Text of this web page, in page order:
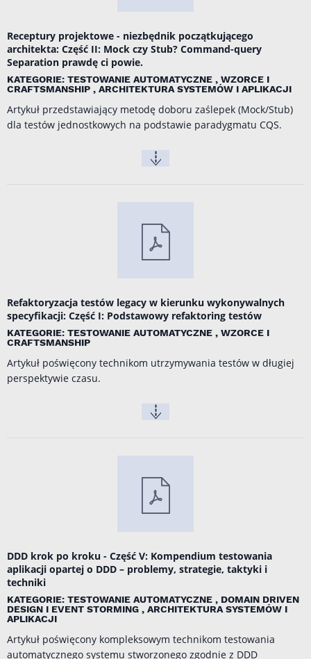
Receptury projektowe - niezbędnik początkującego
architekta: Część II: Mock czy Stub? Command-query
Separation prawdę ci powie.
KATEGORIE: TESTOWANIE AUTOMATYCZNE , WZORCE I
CRAFTSMANSHIP , ARCHITEKTURA SYSTEMÓW I APLIKACJI
Artykuł przedstawiający metodę doboru zaślepek (Mock/Stub)
dla testów jednostkowych na podstawie paradygmatu CQS.
Refaktoryzacja testów legacy w kierunku wykonywalnych
specyfikacji: Część I: Podstawowy refaktoring testów
KATEGORIE: TESTOWANIE AUTOMATYCZNE , WZORCE I
CRAFTSMANSHIP
Artykuł poświęcony technikom utrzymywania testów w długiej
perspektywie czasu.
DDD krok po kroku - Część V: Kompendium testowania
aplikacji opartej o DDD – problemy, strategie, taktyki i
techniki
KATEGORIE: TESTOWANIE AUTOMATYCZNE , DOMAIN DRIVEN
DESIGN I EVENT STORMING , ARCHITEKTURA SYSTEMÓW I
APLIKACJI
Artykuł poświęcony kompleksowym technikom testowania
automatycznego systemu stworzonego zgodnie z DDD